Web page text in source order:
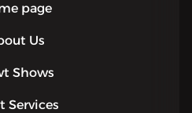
page
Us
Shows
Services